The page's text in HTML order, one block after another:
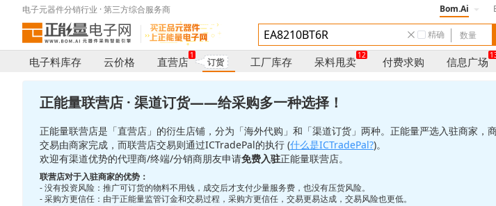
电子元器件分销行业 · 第三方综合服务商 Bom.Ai
精确
电子料库存 云价格 直营店
1
订货 工厂库存 呆料甩卖
12
付费求购 信息广场
正能量联营店 · 渠道订货——给采购多一种选择！
正能量联营店是「直营店」的衍生店铺，分为「海外代购」和「渠道订货」两种。正能量严选入驻商家，
交易由商家完成，而联营店交易则通过ICTradePal的执行 (什么是ICTradePal?)。
欢迎有渠道优势的代理商/终端/分销商朋友申请免费入驻正能量联营店。
联营店对于入驻商家的优势：
- 没有投资风险：推广可订货的物料不用钱，成交后才支付少量服务费，也没有压货风险。
- 采购方更信任：由于正能量监管订金和交易过程，采购方更信任，交易更易达成，交易风险也更低。